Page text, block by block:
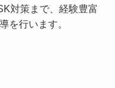
対策まで、経験豊富
を行います。